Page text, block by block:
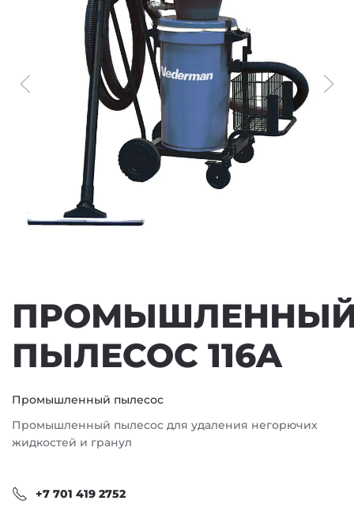
ПЫЛЕСОС 116A
Промышленный пылесос
Промышленный пылесос для удаления негорючих
жидкостей и гранул
+7 701 419 2752